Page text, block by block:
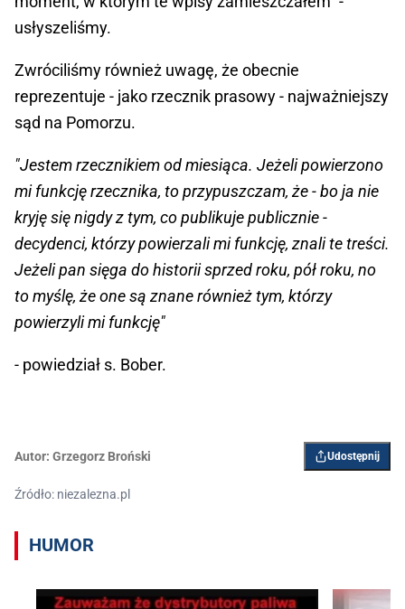
usłyszeliśmy.
Zwróciliśmy również uwagę, że obecnie
reprezentuje - jako rzecznik prasowy - najważniejszy
sąd na Pomorzu.
"Jestem rzecznikiem od miesiąca. Jeżeli powierzono
mi funkcję rzecznika, to przypuszczam, że - bo ja nie
kryję się nigdy z tym, co publikuje publicznie -
decydenci, którzy powierzali mi funkcję, znali te treści.
Jeżeli pan sięga do historii sprzed roku, pół roku, no
to myślę, że one są znane również tym, którzy
powierzyli mi funkcję"
- powiedział s. Bober.
Autor: Grzegorz Broński Udostępnij
Źródło: niezalezna.pl
HUMOR